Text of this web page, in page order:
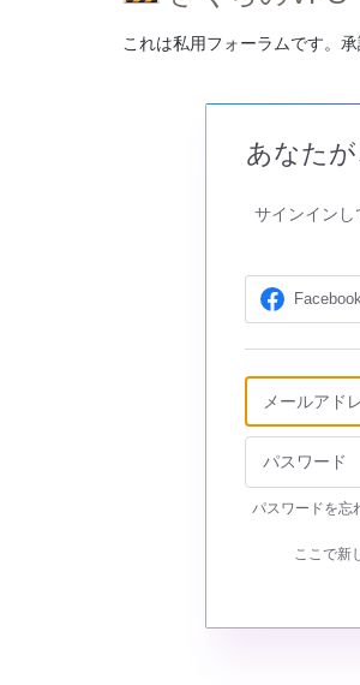
これは私用フォーラムです。
あなた
サインイン
パスワードを忘
ここで新